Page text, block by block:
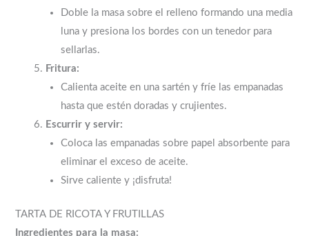
Doble la masa sobre el relleno formando una media
luna y presiona los bordes con un tenedor para
sellarlas.
Fritura:
Calienta aceite en una sartén y fríe las empanadas
hasta que estén doradas y crujientes.
Escurrir y servir:
Coloca las empanadas sobre papel absorbente para
eliminar el exceso de aceite.
Sirve caliente y ¡disfruta!
TARTA DE RICOTA Y FRUTILLAS
Ingredientes para la masa: